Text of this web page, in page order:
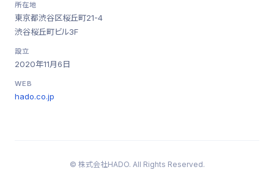
所在地
東京都渋谷区桜丘町21-4
渋谷桜丘町ビル3F
設立
2020年11月6日
WEB
hado.co.jp
© 株式会社HADO. All Rights Reserved.